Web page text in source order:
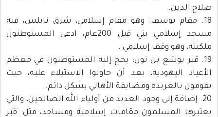
صلاح الدين.
18. مقام يوسف: وهو مقام إسلامي، شرق نابلس، فيه
مسجد إسلامي بني قبل 200عام، ادعى المستوطنون
ملكيته، وهو وقف إسلامي .
19. قبر يوشع بن نون: يحج إليه المستوطنون في معظم
الأعياد اليهودية، بعد أن حاولوا الاستيلاء عليه، حيث
يقومون بالعربدة ومضايقة الأهالي بشكل دائم.
20. إضافة إلى وجود العديد من أولياء الله الصالحين، والتي
يعتبرها المسلمون مقامات إسلامية ومساجد، مثل: قبر